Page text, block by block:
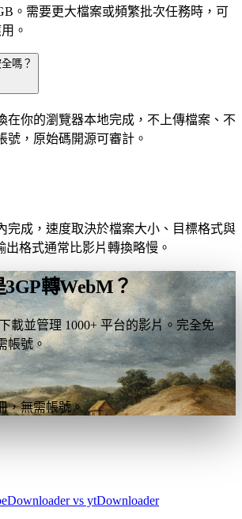
。需要更大檔案或頻繁批次任務時，可
。
嗎？
在你的瀏覽器本地完成，不上傳檔案、不
號，原始碼開源可審計。
完成，速度取決於檔案大小、目標格式與
出格式通常比影片轉換略慢。
轉WebM？
載並管理 1000+ 平台的影片。完全免
帳號。
，無需帳號。
vs ytDownloader